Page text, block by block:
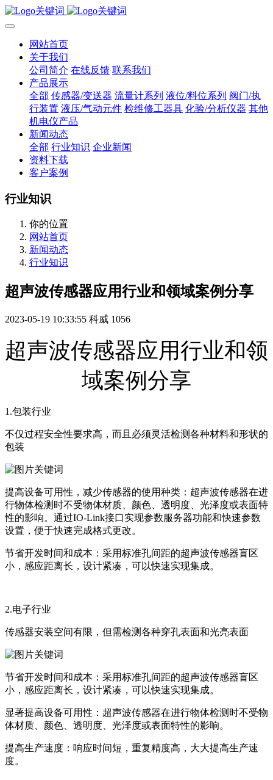
网站首页
关于我们
公司简介 在线反馈 联系我们
产品展示
全部 传感器/变送器 流量计系列 液位/料位系列 阀门/执
行装置 液压/气动元件 检维修工器具 化验/分析仪器 其他
机电仪产品
新闻动态
全部 行业知识 企业新闻
资料下载
客户案例
行业知识
你的位置
网站首页
新闻动态
行业知识
超声波传感器应用行业和领域案例分享
2023-05-19 10:33:55 科威 1056
超声波传感器应用行业和领
域案例分享
1.包装行业
不仅过程安全性要求高，而且必须灵活检测各种材料和形状的
包装
提高设备可用性，减少传感器的使用种类：超声波传感器在进
行物体检测时不受物体材质、颜色、透明度、光泽度或表面特
性的影响。通过IO-Link接口实现参数服务器功能和快速参数
设置，便于快速完成格式更改。
节省开发时间和成本：采用标准孔间距的超声波传感器盲区
小，感应距离长，设计紧凑，可以快速实现集成。
2.电子行业
传感器安装空间有限，但需检测各种穿孔表面和光亮表面
节省开发时间和成本：采用标准孔间距的超声波传感器盲区
小，感应距离长，设计紧凑，可以快速实现集成。
显著提高设备可用性：超声波传感器在进行物体检测时不受物
体材质、颜色、透明度、光泽度或表面特性的影响。
提高生产速度：响应时间短，重复精度高，大大提高生产速
度。